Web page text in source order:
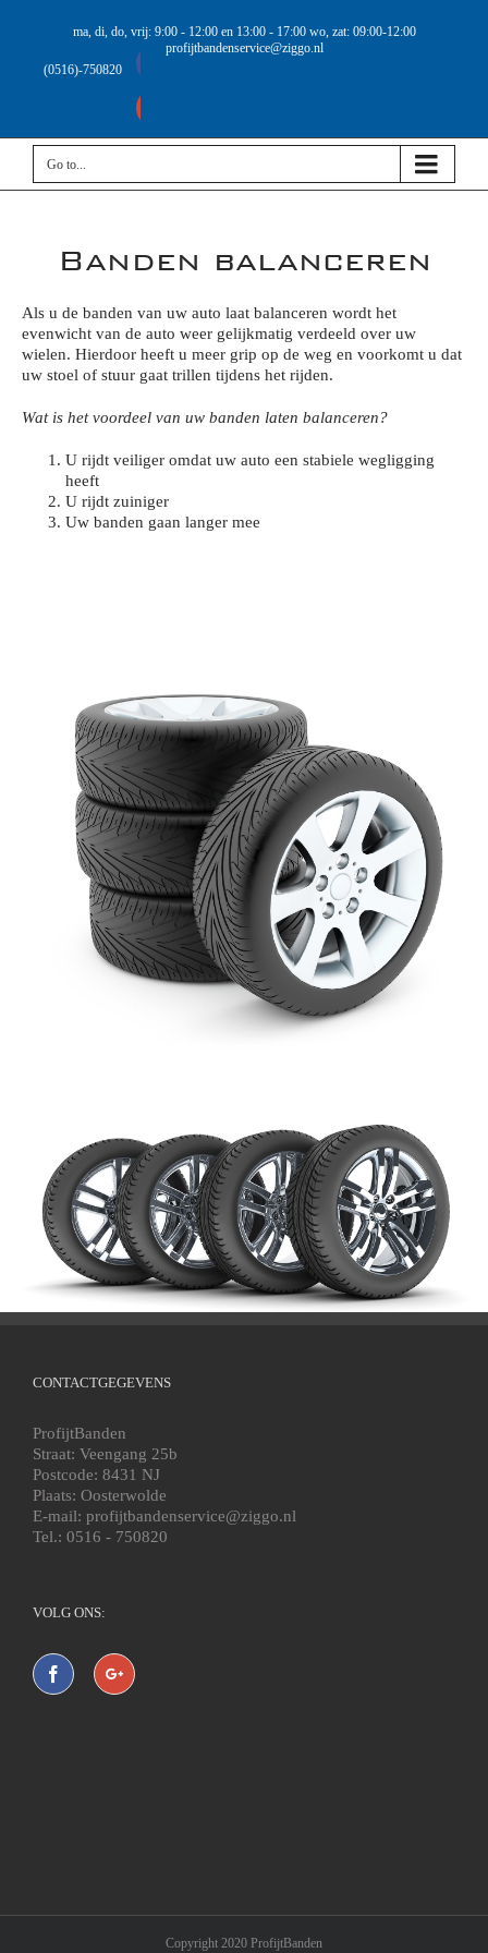
ma, di, do, vrij: 9:00 - 12:00 en 13:00 - 17:00 wo, zat: 09:00-12:00
profijtbandenservice@ziggo.nl
(0516)-750820
Go to...
Banden balanceren
Als u de banden van uw auto laat balanceren wordt het
evenwicht van de auto weer gelijkmatig verdeeld over uw
wielen. Hierdoor heeft u meer grip op de weg en voorkomt u dat
uw stoel of stuur gaat trillen tijdens het rijden.
Wat is het voordeel van uw banden laten balanceren?
U rijdt veiliger omdat uw auto een stabiele wegligging
heeft
U rijdt zuiniger
Uw banden gaan langer mee
CONTACTGEGEVENS
ProfijtBanden
Straat: Veengang 25b
Postcode: 8431 NJ
Plaats: Oosterwolde
E-mail: profijtbandenservice@ziggo.nl
Tel.: 0516 - 750820
VOLG ONS:
Copyright 2020 ProfijtBanden